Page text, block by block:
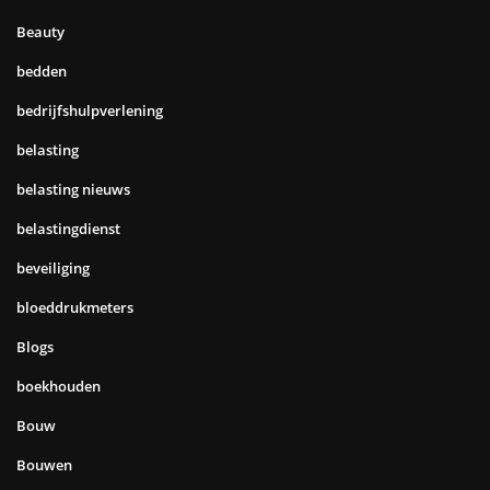
Beauty
bedden
bedrijfshulpverlening
belasting
belasting nieuws
belastingdienst
beveiliging
bloeddrukmeters
Blogs
boekhouden
Bouw
Bouwen